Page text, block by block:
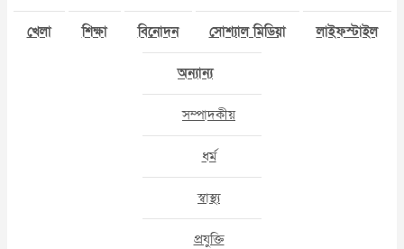
খেলা শিক্ষা বিনোদন সোশ্যাল মিডিয়া লাইফস্টাইল
অন্যান্য
সম্পাদকীয়
ধর্ম
স্বাস্থ্য
প্রযুক্তি